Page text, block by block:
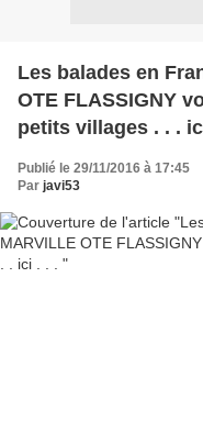
Les balades en
OTE FLASSIGNY
petits villages . . .
Publié le 29/11/2016 à 17:45
Par javi53